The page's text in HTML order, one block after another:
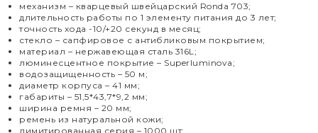
механизм – кварцевый швейцарский Ronda 703;
длительность работы по 1 элементу питания до 3 лет;
точность хода -10/+20 секунд в месяц;
стекло – сапфировое с антибликовым покрытием;
материал – нержавеющая сталь 316L;
люминесцентное покрытие – Superluminova;
водозащищенность – 50 м;
диаметр корпуса – 41 мм;
габариты – 51,5*43,7*9,2 мм;
ширина ремня – 20 мм;
ремень из натуральной кожи;
лимитированная серия – 1000 шт;